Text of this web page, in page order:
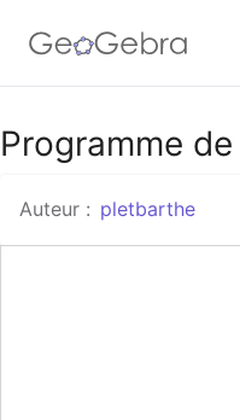
Google Classroom
Classe GeoGebra
Programme
Auteur : pletbarthe